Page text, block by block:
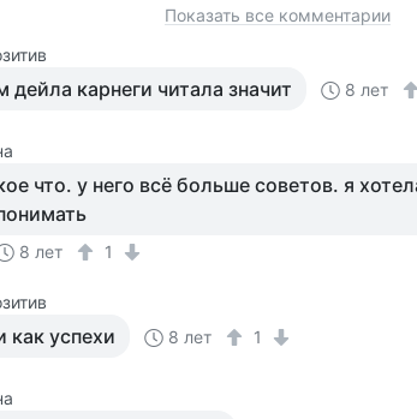
Показать все комментарии
дейла карнеги читала значит 8 лет
что. у него всё больше советов. я
8 лет 1
как успехи 8 лет 1